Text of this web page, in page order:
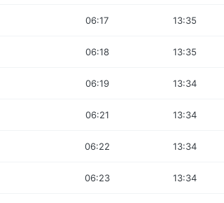
06:17 13:35
06:18 13:35
06:19 13:34
06:21 13:34
06:22 13:34
06:23 13:34